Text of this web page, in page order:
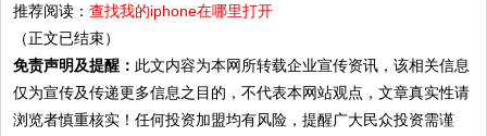
推荐阅读：查找我的iphone在哪里打开
（正文已结束）
免责声明及提醒： 此文内容为本网所转载企业宣传资讯，该相关信息
仅为宣传及传递更多信息之目的，不代表本网站观点，文章真实性请
浏览者慎重核实！任何投资加盟均有风险，提醒广大民众投资需谨